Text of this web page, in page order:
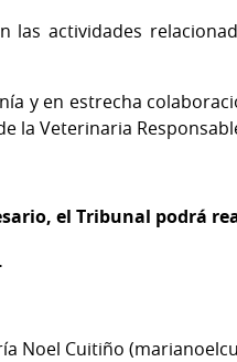
las actividades
y en estrecha
la Veterinaria
el Tribunal podrá
Noel Cuitiño